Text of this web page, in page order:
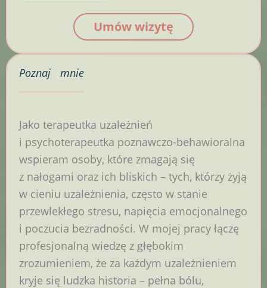
Umów wizytę
Poznaj mnie
Jako terapeutka uzależnień
i psychoterapeutka poznawczo-behawioralna
wspieram osoby, które zmagają się
z nałogami oraz ich bliskich – tych, którzy żyją
w cieniu uzależnienia, często w stanie
przewlekłego stresu, napięcia emocjonalnego
i poczucia bezradności. W mojej pracy łączę
profesjonalną wiedzę z głębokim
zrozumieniem, że za każdym uzależnieniem
kryje się ludzka historia – pełna bólu,